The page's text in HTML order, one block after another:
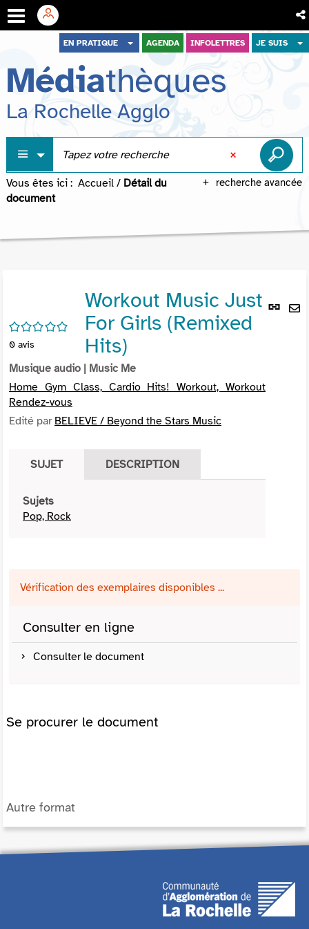
menu
contenu
recherche
EN PRATIQUE AGENDA INFOLETTRES JE SUIS
Médiathèques
La Rochelle Agglo
recherche avancée
Vous êtes ici : Accueil / Détail du
document
Lien
/5
0 avis
Workout Music Just
For Girls (Remixed
Hits)
Musique audio | Music Me
Home Gym Class, Cardio Hits! Workout, Workout
Rendez-vous
Edité par BELIEVE / Beyond the Stars Music
SUJET DESCRIPTION
Sujets
Pop, Rock
Vérification des exemplaires disponibles ...
Consulter en ligne
Consulter le document
Se procurer le document
Autre format